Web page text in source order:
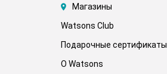
Магазины
Watsons Club
Подарочные сертификаты
О Watsons